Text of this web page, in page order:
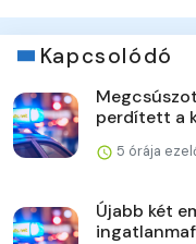
Kapcsolódó
perdített a
5 órája
Újabb két